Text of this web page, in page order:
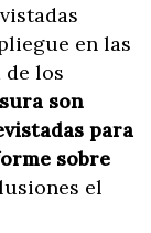
en las
de los
son
para
sobre
el